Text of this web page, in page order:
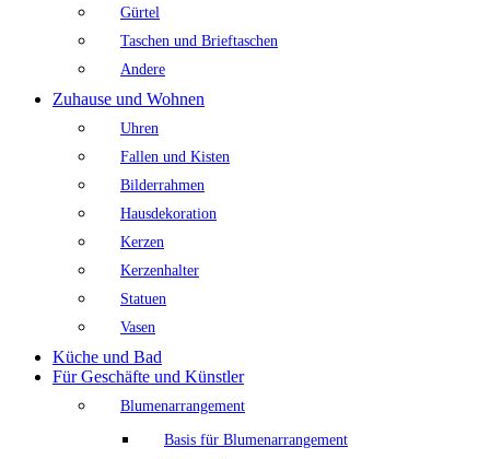
Gürtel
Taschen und Brieftaschen
Andere
Zuhause und Wohnen
Uhren
Fallen und Kisten
Bilderrahmen
Hausdekoration
Kerzen
Kerzenhalter
Statuen
Vasen
Küche und Bad
Für Geschäfte und Künstler
Blumenarrangement
Basis für Blumenarrangement